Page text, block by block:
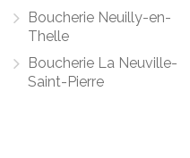
Boucherie Neuilly-en-
Thelle
Boucherie La Neuville-
Saint-Pierre